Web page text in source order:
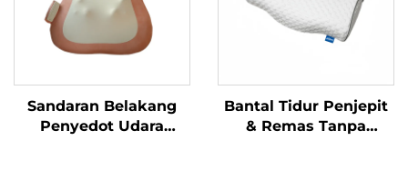
Sandaran Belakang
Penyedot Udara
Bantal Tidur Penjepit
& Remas Tanpa